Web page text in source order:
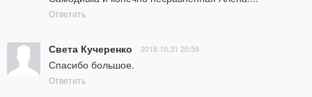
Ответить
Света Кучеренко 2018.10.31 20:59
Спасибо большое.
Ответить